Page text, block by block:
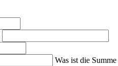
Was ist die Summe